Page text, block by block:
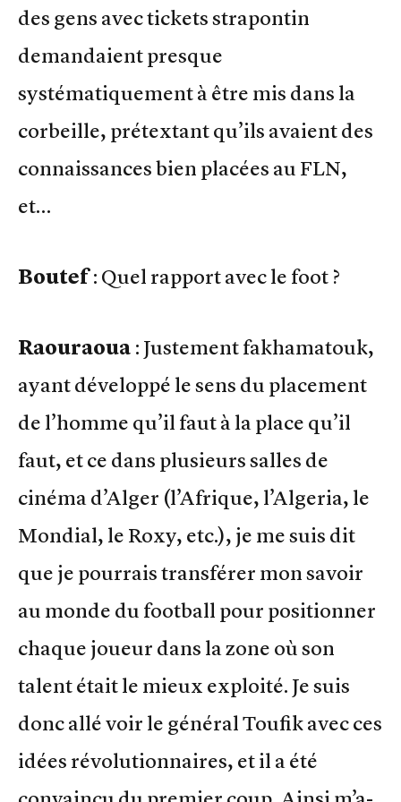
des gens avec tickets strapontin
demandaient presque
systématiquement à être mis dans la
corbeille, prétextant qu’ils avaient des
connaissances bien placées au FLN,
et…
Boutef: Quel rapport avec le foot ?
Raouraoua : Justement fakhamatouk,
ayant développé le sens du placement
de l’homme qu’il faut à la place qu’il
faut, et ce dans plusieurs salles de
cinéma d’Alger (l’Afrique, l’Algeria, le
Mondial, le Roxy, etc.), je me suis dit
que je pourrais transférer mon savoir
au monde du football pour positionner
chaque joueur dans la zone où son
talent était le mieux exploité. Je suis
donc allé voir le général Toufik avec ces
idées révolutionnaires, et il a été